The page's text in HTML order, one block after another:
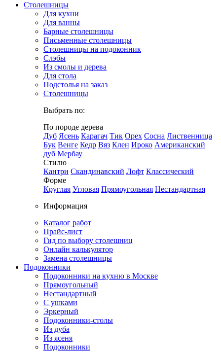
Столешницы
Для кухни
Для ванны
Барные столешницы
Письменные столешницы
Столешницы на подоконник
Слэбы
Из смолы и дерева
Для стола
Подстолья на заказ
Столешницы
Выбрать по:
По породе дерева
Дуб Ясень Карагач Тик Орех Сосна Лиственница
Бук Венге Кедр Вяз Клен Ироко Американский
дуб Мербау
Стилю
Кантри Скандинавский Лофт Классический
Форме
Круглая Угловая Прямоугольная Нестандартная
Информация
Каталог работ
Прайс-лист
Гид по выбору столешниц
Онлайн калькулятор
Замена столешницы
Подоконники
Подоконники на кухню в Москве
Прямоугольный
Нестандартный
С ушками
Эркерный
Подоконники-столы
Из дуба
Из ясеня
Подоконники